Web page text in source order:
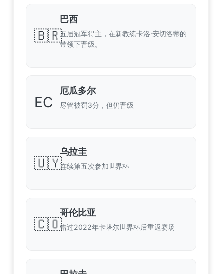
🇧🇷
巴西
五届冠军得主，在新教练卡洛·安切洛蒂的
带领下晋级。
EC
厄瓜多尔
尽管被罚3分，但仍晋级
🇺🇾
乌拉圭
连续第五次参加世界杯
🇨🇴
哥伦比亚
错过2022年卡塔尔世界杯后重返赛场